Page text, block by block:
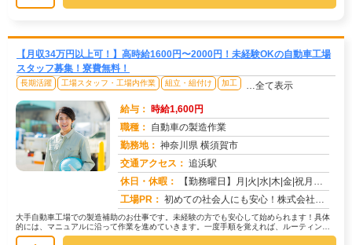
【月収34万円以上可！】高時給1600円〜2000円！未経験OKの自動車工場
スタッフ募集！寮費無料！
長期活躍 工場スタッフ・工場内作業 組立・組付け 加工 …全て表示
給与： 時給1,600円
職種： 自動車の製造作業
勤務地： 神奈川県 横須賀市
交通アクセス： 追浜駅
休日・休暇：
【勤務曜日】月|火|水|木|金|祝月火水木金(会社カレンダーに準ずる)【休日・休暇】土日（GW・夏季・年末年始休暇...
工場PR： 初めての社会人にも安心！株式会社京栄センターで新しい一歩を踏み出してみませんか？→ 初期費用0円の家具付き寮完備！...
大手自動車工場での製造補助のお仕事です。未経験の方でも安心して始められます！具体
的には、マニュアルに沿って作業を進めていきます。一度手順を覚えれば、ルーティンワ
ークになりますので、安心して業務に...